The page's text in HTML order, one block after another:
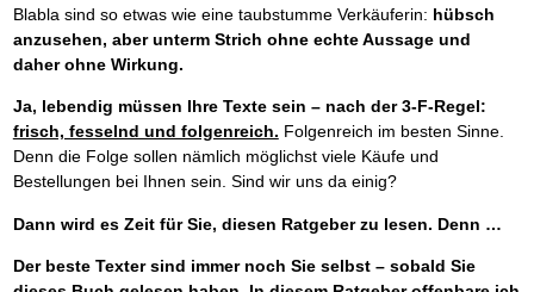
Blabla sind so etwas wie eine taubstumme Verkäuferin: hübsch
anzusehen, aber unterm Strich ohne echte Aussage und
daher ohne Wirkung.
Ja, lebendig müssen Ihre Texte sein – nach der 3-F-Regel:
frisch, fesselnd und folgenreich. Folgenreich im besten Sinne.
Denn die Folge sollen nämlich möglichst viele Käufe und
Bestellungen bei Ihnen sein. Sind wir uns da einig?
Dann wird es Zeit für Sie, diesen Ratgeber zu lesen. Denn …
Der beste Texter sind immer noch Sie selbst – sobald Sie